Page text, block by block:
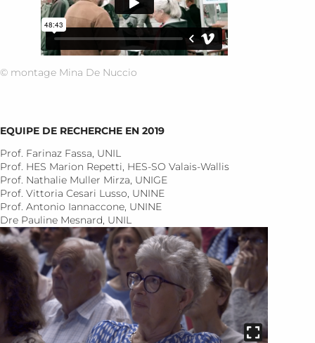
© montage Mina De Nuccio
EQUIPE DE RECHERCHE EN 2019
Prof. Farinaz Fassa, UNIL
Prof. HES Marion Repetti, HES-SO Valais-Wallis
Prof. Nathalie Muller Mirza, UNIGE
Prof. Vittoria Cesari Lusso, UNINE
Prof. Antonio Iannaccone, UNINE
Dre Pauline Mesnard, UNIL